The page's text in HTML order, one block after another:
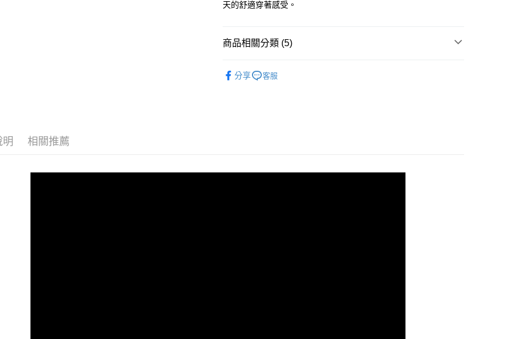
消。如遇「轉專審核」未通過狀況，表示未達大哥付你分期系統評分，恕
1.分期款項不併入電信帳單，「大哥付你分期」於每月結算日後寄送繳費提
帳／街口支付／iPASS MONEY」等通路繳費。
宅配
天的舒適穿著感受。
商品相關分類 (5)
分享 客服
明 相關推薦